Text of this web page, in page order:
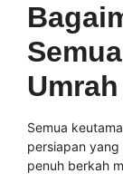
Semua
persiapan
penuh berkah